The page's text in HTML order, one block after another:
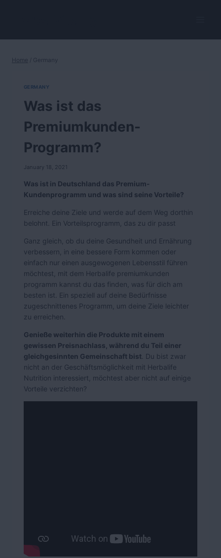
Home / Germany
GERMANY
Was ist das
Premiumkunden-
Programm?
January 18, 2021
Was ist in Deutschland das Premium-
Kundenprogramm und was sind seine Vorteile?
Erreiche deine Ziele und werde auf dem Weg dorthin
belohnt. Ein Vorteilsprogramm, das zu dir passt
Ganz gleich, ob du deine Gesundheit und Ernährung
verbessern, in eine bessere Form kommen oder
einfach nur einen ausgewogenen Lebensstil führen
möchtest, mit dem Herbalife premiumkunden
programm kannst du das finden, was für dich am
besten ist. Ein speziell auf deine Bedürfnisse
zugeschnittenes Programm, um deine Ziele leichter
zu erreichen.
Genieße weiterhin die Produkte mit einem
gewissen Preisnachlass, während du Teil einer
gleichgesinnten Gemeinschaft bist . Du bist zwar
nicht an der Geschäftsmöglichkeit mit Herbalife
Nutrition interessiert, möchtest aber nicht auf einige
Vorteile verzichten?